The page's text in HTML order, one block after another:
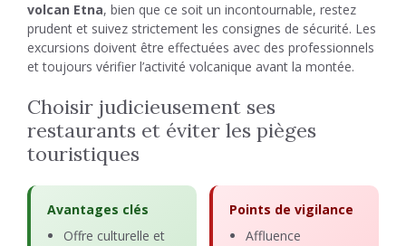
volcan Etna, bien que ce soit un incontournable, restez
prudent et suivez strictement les consignes de sécurité. Les
excursions doivent être effectuées avec des professionnels
et toujours vérifier l’activité volcanique avant la montée.
Choisir judicieusement ses
restaurants et éviter les pièges
touristiques
Avantages clés
Offre culturelle et
Points de vigilance
Affluence